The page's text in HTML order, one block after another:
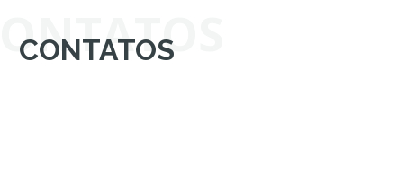
CONTATOS
CONTATOS